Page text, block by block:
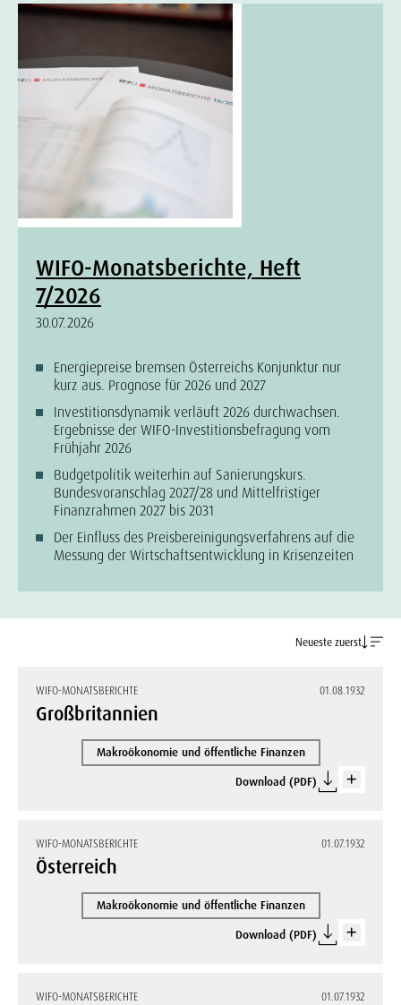
WIFO-Monatsberichte, Heft
7/2026
30.07.2026
Energiepreise bremsen Österreichs Konjunktur nur
kurz aus. Prognose für 2026 und 2027
Investitionsdynamik verläuft 2026 durchwachsen.
Ergebnisse der WIFO-Investitionsbefragung vom
Frühjahr 2026
Budgetpolitik weiterhin auf Sanierungskurs.
Bundesvoranschlag 2027/28 und Mittelfristiger
Finanzrahmen 2027 bis 2031
Der Einfluss des Preisbereinigungsverfahrens auf die
Messung der Wirtschaftsentwicklung in Krisenzeiten
Neueste zuerst
WIFO-MONATSBERICHTE 01.08.1932
Großbritannien
Makroökonomie und öffentliche Finanzen
Download (PDF)
WIFO-MONATSBERICHTE 01.07.1932
Österreich
Makroökonomie und öffentliche Finanzen
Download (PDF)
WIFO-MONATSBERICHTE 01.07.1932